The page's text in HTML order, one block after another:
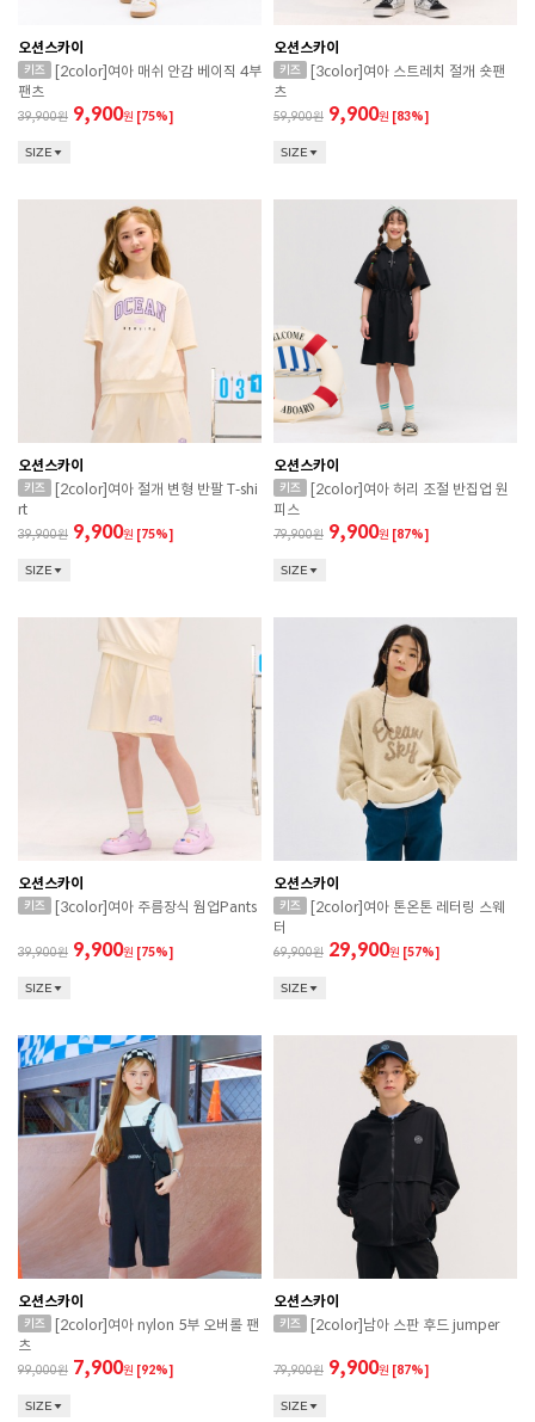
오션스카이
[2color]여아 매쉬 안감 베이직 4부
팬츠
39,900 9,900원 [75%]
SIZE
오션스카이
[3color]여아 스트레치 절개 숏팬
츠
59,900 9,900원 [83%]
SIZE
오션스카이
[2color]여아 절개 변형 반팔 T-shi
rt
39,900 9,900원 [75%]
SIZE
오션스카이
[2color]여아 허리 조절 반집업 원
피스
79,900 9,900원 [87%]
SIZE
오션스카이
[3color]여아 주름장식 웜업Pants
39,900 9,900원 [75%]
SIZE
오션스카이
[2color]여아 톤온톤 레터링 스웨
터
69,900 29,900원 [57%]
SIZE
오션스카이
[2color]여아 nylon 5부 오버롤 팬
츠
99,000 7,900원 [92%]
SIZE
오션스카이
[2color]남아 스판 후드 jumper
79,900 9,900원 [87%]
SIZE